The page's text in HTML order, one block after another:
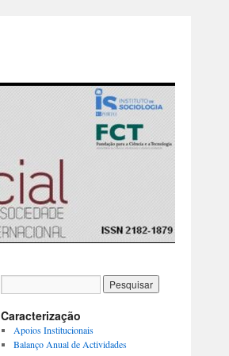
Caracterização
Apoios Institucionais
Balanço Anual de Actividades